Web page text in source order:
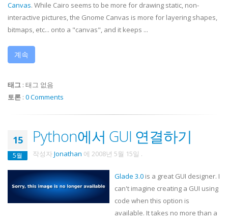
Canvas. While Cairo seems to be more for drawing static, non-
interactive pictures, the Gnome Canvas is more for layering shapes,
bitmaps, etc... onto a "canvas", and it keeps ...
계속
태그 : 태그 없음
토론 : 0 Comments
15
5월
Python에서 GUI 연결하기
작성자Jonathan 에 2008년 5월 15일 .
Glade 3.0 is a great GUI designer. I
can't imagine creating a GUI using
code when this option is
available. It takes no more than a